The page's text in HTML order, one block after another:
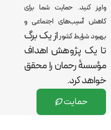
واریز کنید. حمایت شما برای
کاهش آسیب‌های اجتماعی و
بهبود شرایط کشوراز یک برگ
تا یک پژوهش اهداف
مؤسسۀ رحمان رامحقق
خواهد کرد.
حمایت